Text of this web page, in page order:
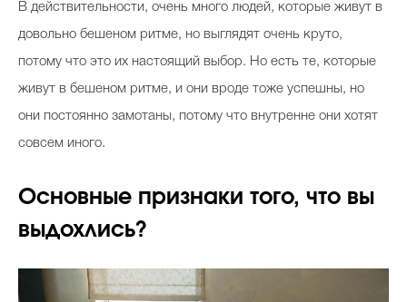
В действительности, очень много людей, которые живут в
довольно бешеном ритме, но выглядят очень круто,
потому что это их настоящий выбор. Но есть те, которые
живут в бешеном ритме, и они вроде тоже успешны, но
они постоянно замотаны, потому что внутренне они хотят
совсем иного.
Основные признаки того, что вы
выдохлись?